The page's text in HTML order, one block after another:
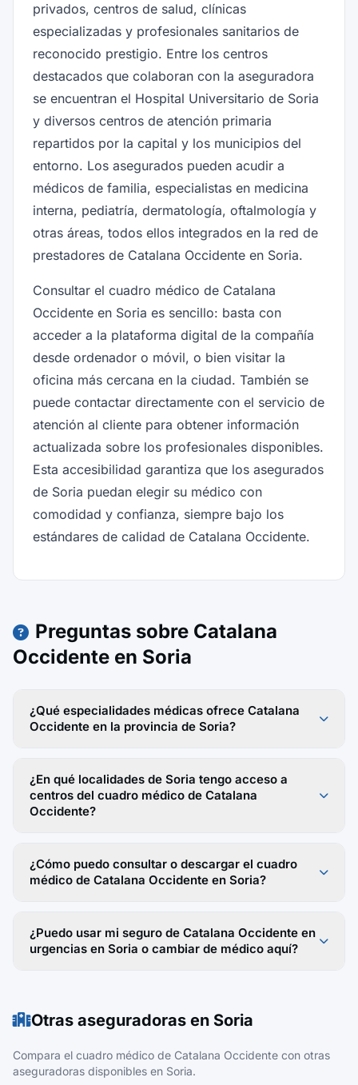
privados, centros de salud, clínicas
especializadas y profesionales sanitarios de
reconocido prestigio. Entre los centros
destacados que colaboran con la aseguradora
se encuentran el Hospital Universitario de Soria
y diversos centros de atención primaria
repartidos por la capital y los municipios del
entorno. Los asegurados pueden acudir a
médicos de familia, especialistas en medicina
interna, pediatría, dermatología, oftalmología y
otras áreas, todos ellos integrados en la red de
prestadores de Catalana Occidente en Soria.
Consultar el cuadro médico de Catalana
Occidente en Soria es sencillo: basta con
acceder a la plataforma digital de la compañía
desde ordenador o móvil, o bien visitar la
oficina más cercana en la ciudad. También se
puede contactar directamente con el servicio de
atención al cliente para obtener información
actualizada sobre los profesionales disponibles.
Esta accesibilidad garantiza que los asegurados
de Soria puedan elegir su médico con
comodidad y confianza, siempre bajo los
estándares de calidad de Catalana Occidente.
Preguntas sobre Catalana
Occidente en Soria
¿Qué especialidades médicas ofrece Catalana
Occidente en la provincia de Soria?
¿En qué localidades de Soria tengo acceso a
centros del cuadro médico de Catalana
Occidente?
¿Cómo puedo consultar o descargar el cuadro
médico de Catalana Occidente en Soria?
¿Puedo usar mi seguro de Catalana Occidente en
urgencias en Soria o cambiar de médico aquí?
Otras aseguradoras en Soria
Compara el cuadro médico de Catalana Occidente con otras
aseguradoras disponibles en Soria.